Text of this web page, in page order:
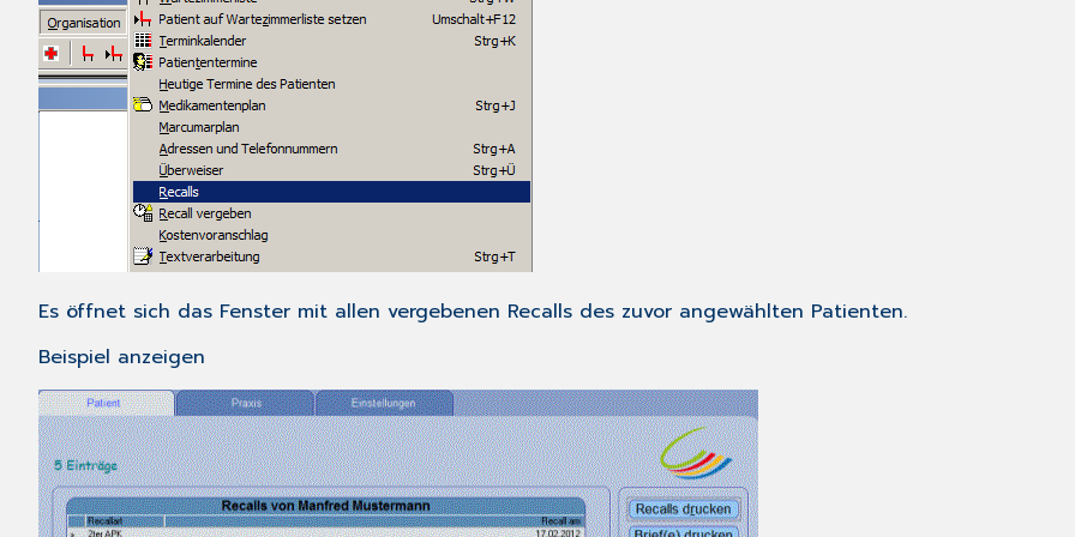
Es öffnet sich das Fenster mit allen vergebenen Recalls des zuvor angewählten Patienten.
Beispiel anzeigen